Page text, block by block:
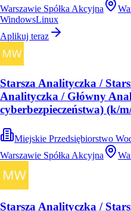
Warszawie Spółka Akcyjna
WindowsLinux
Aplikuj teraz
Starsza Analityczka /
Analityczka / Główny
cyberbezpieczeństwa) (k/
Miejskie Przedsiębiorstwo
Warszawie Spółka Akcyjna
Starsza Analityczka /